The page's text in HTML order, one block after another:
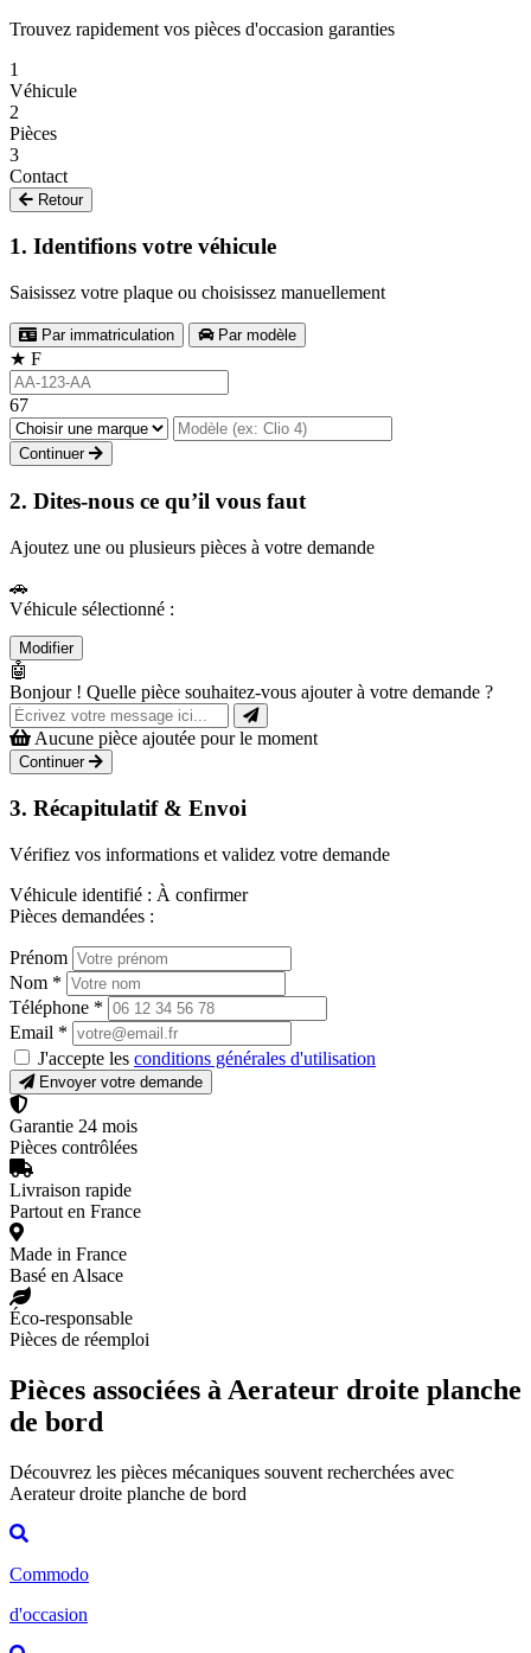
Trouvez rapidement vos pièces d'occasion garanties
1
Véhicule
2
Pièces
3
Contact
Retour
1. Identifions votre véhicule
Saisissez votre plaque ou choisissez manuellement
Par immatriculation Par modèle
★ F
67
Continuer
2. Dites-nous ce qu’il vous faut
Ajoutez une ou plusieurs pièces à votre demande
🚗
Véhicule sélectionné :
Modifier
🤖
Bonjour ! Quelle pièce souhaitez-vous ajouter à votre demande ?
Aucune pièce ajoutée pour le moment
Continuer
3. Récapitulatif & Envoi
Vérifiez vos informations et validez votre demande
Véhicule identifié : À confirmer
Pièces demandées :
Prénom
Nom *
Téléphone *
Email *
J'accepte les conditions générales d'utilisation
Envoyer votre demande
Garantie 24 mois
Pièces contrôlées
Livraison rapide
Partout en France
Made in France
Basé en Alsace
Éco-responsable
Pièces de réemploi
Pièces associées à Aerateur droite planche
de bord
Découvrez les pièces mécaniques souvent recherchées avec
Aerateur droite planche de bord
Commodo
d'occasion